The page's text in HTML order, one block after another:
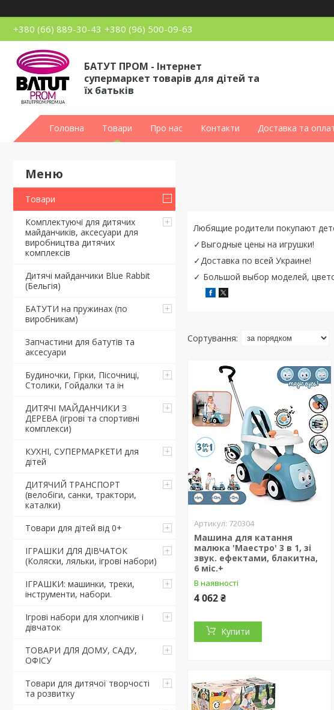
+380 (66) 889-30-43 +380 (96) 500-09-63
БАТУТ ПРОМ - Інтернет
супермаркет товарів для дітей та
їх батьків
Головна Товари Про нас Контакти Доставка та
Товари
Комплектуючі для дитячих
майданчиків, аксесуари для
виробництва дитячих
комплексів
Дитячі майданчики Blue Rabbit
(Бельгія)
БАТУТИ на пружинах (по
виробникам)
Запчастини для батутів та
аксесуари
Будиночки, Гірки, Пісочниці,
Столики, Гойдалки та ін
ДИТЯЧІ МАЙДАНЧИКИ З
ДЕРЕВА (ігрові та спортивні
комплекси)
КУХНІ, СУПЕРМАРКЕТИ для
дітей
ДИТЯЧИЙ ТРАНСПОРТ
(велобіги, санки, трактори,
каталки)
Товари для дітей від 0+
ІГРАШКИ ДЛЯ ДІВЧАТОК
(Коляски, ляльки, ігрові набори)
ІГРАШКИ: машинки, треки,
інструменти, набори.
Ігрові набори для хлопчиків і
дівчаток
ТОВАРИ ДЛЯ ДОМУ, САДУ,
ОФІСУ
Товари для дитячої творчості
та розвитку
Любящие родители покупают
✓Выгодные цены на игрушки!
✓Доставка по всей Украине!
✓ Большой выбор моделей,
720304
Машина для катання
малюка 'Маестро' 3 в 1, зі
звук. ефектами, блакитна,
6 міс.+
В наявності
4 062 ₴
Купити